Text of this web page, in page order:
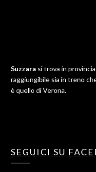
Suzzara si trova in
raggiungibile sia in treno
è quello di Verona.
SEGUICI SU